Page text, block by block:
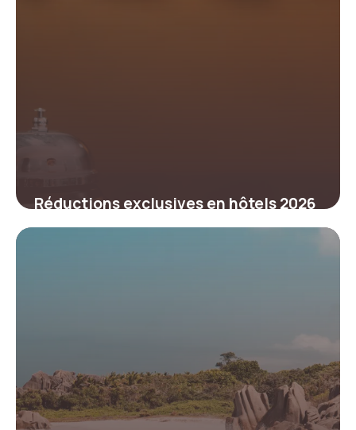
Réductions exclusives en hôtels 2026
: stratégies pour économiser